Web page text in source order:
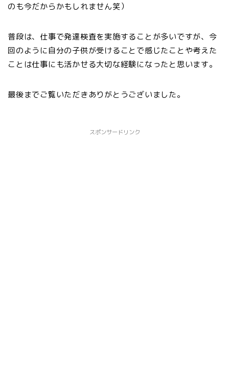
のも今だからかもしれません笑）
普段は、仕事で発達検査を実施することが多いですが、今
回のように自分の子供が受けることで感じたことや考えた
ことは仕事にも活かせる大切な経験になったと思います。
最後までご覧いただきありがとうございました。
スポンサードリンク